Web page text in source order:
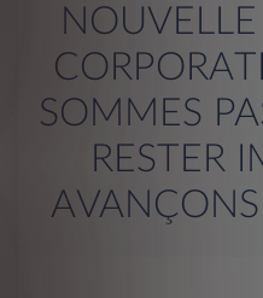
SOMMES
RESTER